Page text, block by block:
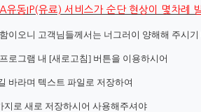
유동IP(유료) 서비스가 순단 현상이 몇차례
이오니 고객님들께서는 너그러이 양해해 주시
로그램 내 [새로고침] 버튼을 이용하시어
바라며 텍스트 파일로 저장하여
지로 새로 저장하시어 사용해주셔야